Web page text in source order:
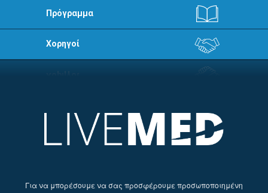
Πρόγραμμα
Χορηγοί
Για να μπορέσουμε να σας προσφέρουμε προσωποποιημένη